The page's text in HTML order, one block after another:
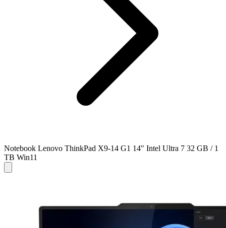
Notebook Lenovo ThinkPad X9-14 G1 14" Intel Ultra 7 32 GB / 1
TB Win11